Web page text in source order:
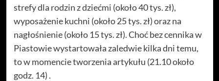
strefy dla rodzin z dziećmi (około 40 tys. zł),
wyposażenie kuchni (około 25 tys. zł) oraz na
nagłośnienie (około 15 tys. zł). Choć bez cennika w
Piastowie wystartowała zaledwie kilka dni temu,
to w momencie tworzenia artykułu (21.10 około
godz. 14) .